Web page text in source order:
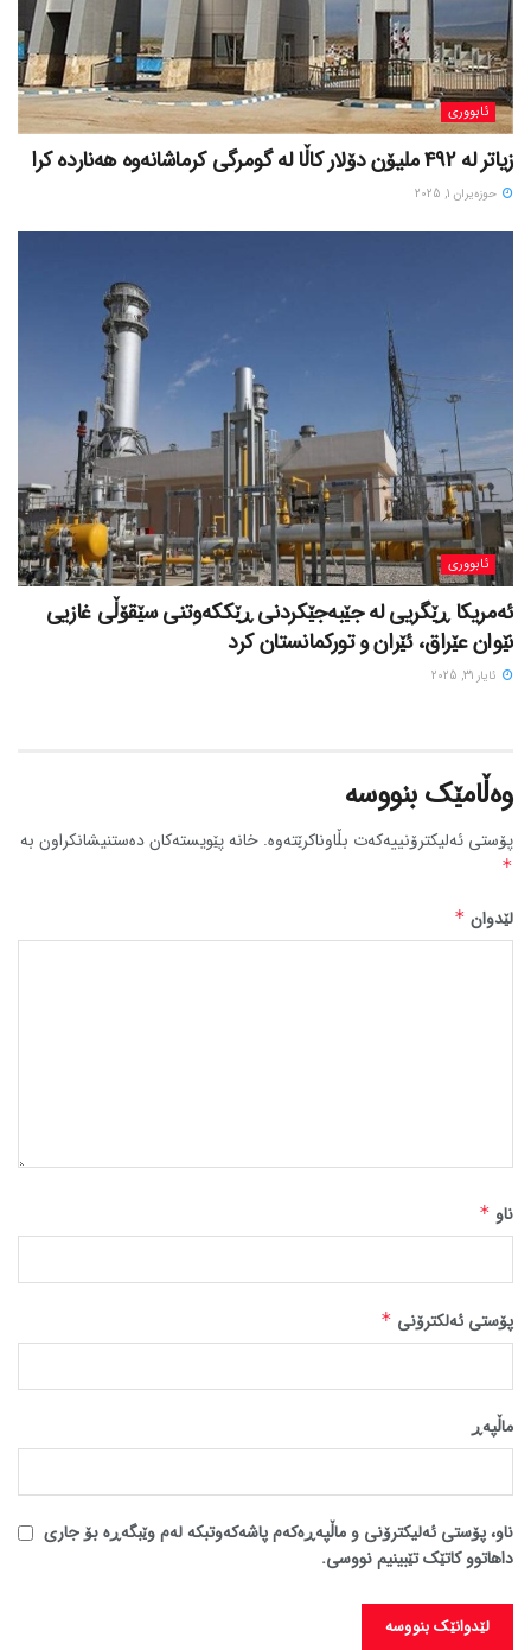
ئابووری
زیاتر لە ٤٩٢ ملیۆن دۆلار کاڵا لە گومرگی کرماشانەوە هەناردە کرا
حوزه‌یران 1, 2025
ئابووری
ئەمریکا ڕێگریی لە جێبەجێکردنی ڕێککەوتنی سێقۆڵی غازیی
نێوان عێراق، ئێران و تورکمانستان کرد
ئایار 31, 2025
وەڵامێک بنووسە
پۆستی ئەلیکترۆنییەکەت بڵاوناکرێتەوە. خانە پێویستەکان دەستنیشانکراون بە
*
لێدوان *
ناو *
پۆستی ئەلکترۆنی *
ماڵپه‌ڕ
ناو، پۆستی ئەلیکترۆنی و ماڵپەڕەکەم پاشەکەوتبکە لەم وێبگەڕە بۆ جاری
داهاتوو کاتێک تێبینیم نووسی.